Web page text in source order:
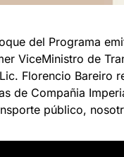
del Programa
ViceMinistro de
Florencio Bareiro
de Compañia
público,